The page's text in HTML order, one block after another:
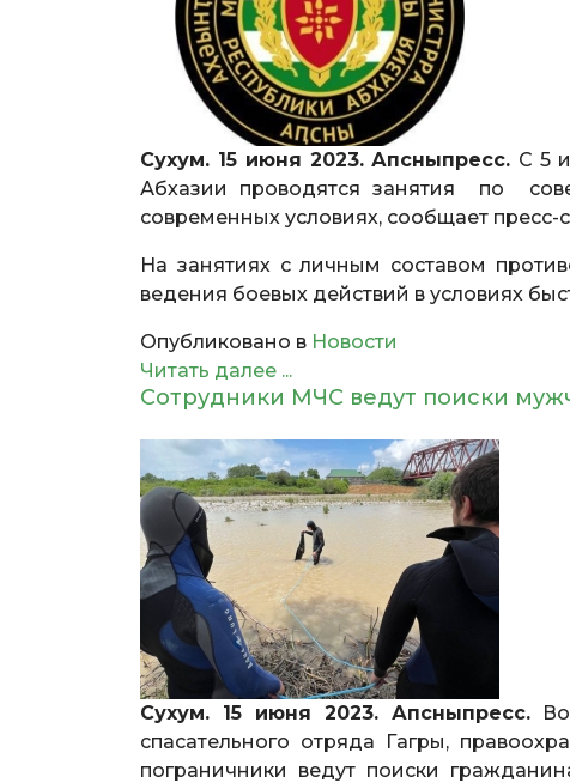
Сухум. 15 июня 2023. Апсныпресс. С 5
Абхазии проводятся занятия по
современных условиях, сообщает
На занятиях с личным составом
ведения боевых действий в условиях
Опубликовано в Новости
Читать далее ...
Сотрудники МЧС ведут поиски
Сухум. 15 июня 2023. Апсныпресс.
спасательного отряда Гагры,
пограничники ведут поиски